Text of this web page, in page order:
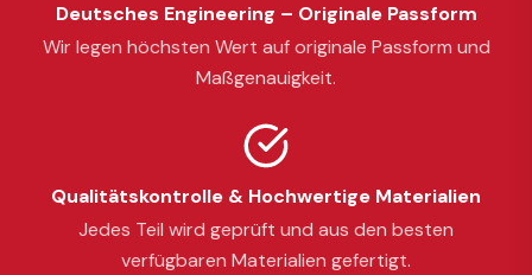
Deutsches Engineering – Originale Passform
Wir legen höchsten Wert auf originale Passform und
Maßgenauigkeit.
Qualitätskontrolle & Hochwertige Materialien
Jedes Teil wird geprüft und aus den besten
verfügbaren Materialien gefertigt.